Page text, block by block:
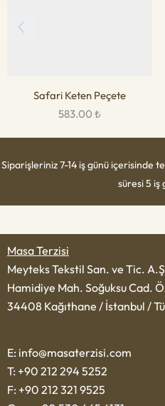
Safari Keten Peçete
583.00 ₺
Siparişleriniz 7-14 iş günü içerisinde
süresi 5 iş
Masa Terzisi
Meyteks Tekstil San. ve Tic.
Hamidiye Mah. Soğuksu Cad.
34408 Kağıthane / İstanbul /
E: info@masaterzisi.com
T: +90 212 294 5252
F: +90 212 321 9525